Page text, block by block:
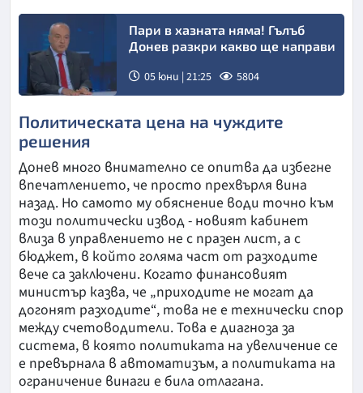
Пари в хазната няма! Гълъб
Донев разкри какво ще направи
05 юни | 21:25 5804
Политическата цена на чуждите
решения
Донев много внимателно се опитва да избегне
впечатлението, че просто прехвърля вина
назад. Но самото му обяснение води точно към
този политически извод - новият кабинет
влиза в управлението не с празен лист, а с
бюджет, в който голяма част от разходите
вече са заключени. Когато финансовият
министър казва, че „приходите не могат да
догонят разходите“, това не е технически спор
между счетоводители. Това е диагноза за
система, в която политиката на увеличение се
е превърнала в автоматизъм, а политиката на
ограничение винаги е била отлагана.